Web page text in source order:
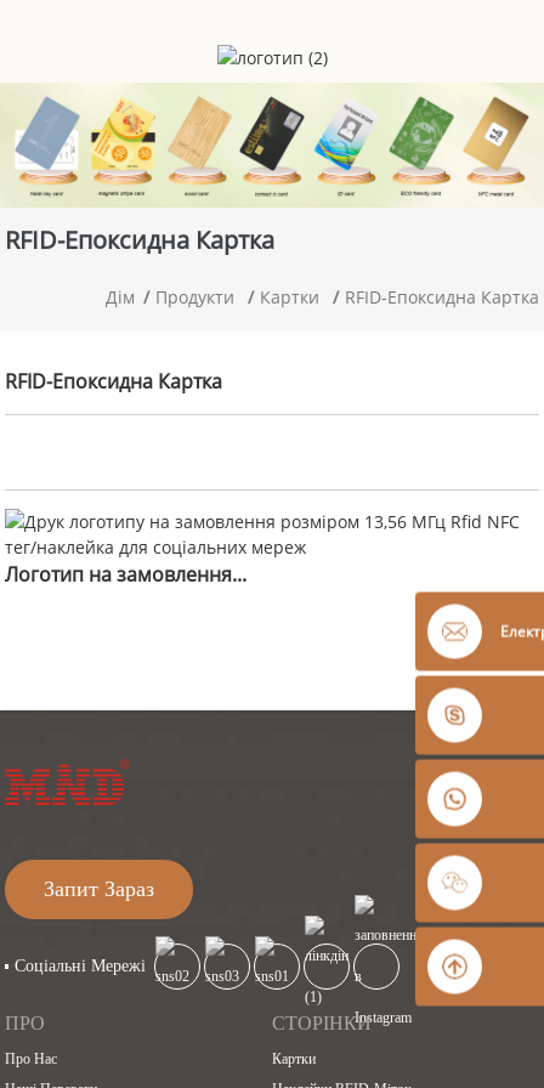
RFID-Епоксидна Картка
Дім Продукти Картки RFID-Епоксидна Картка
RFID-Епоксидна Картка
Логотип на замовлення...
Запит Зараз
Соціальні Мережі
ПРО
Про Нас
СТОРІНКИ
Картки